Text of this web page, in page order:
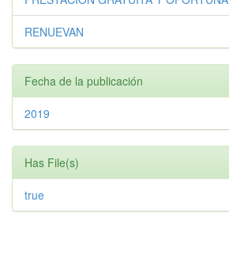
RENUEVAN
Fecha de la publicación
2019
Has File(s)
true